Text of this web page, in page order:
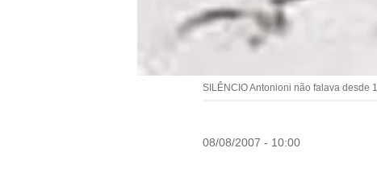
SILÊNCIO Antonioni não falava desde
08/08/2007 - 10:00